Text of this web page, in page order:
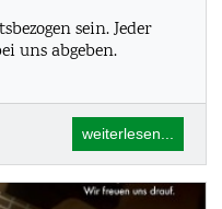
sein. Jeder
uns abgeben.
weiterlesen...